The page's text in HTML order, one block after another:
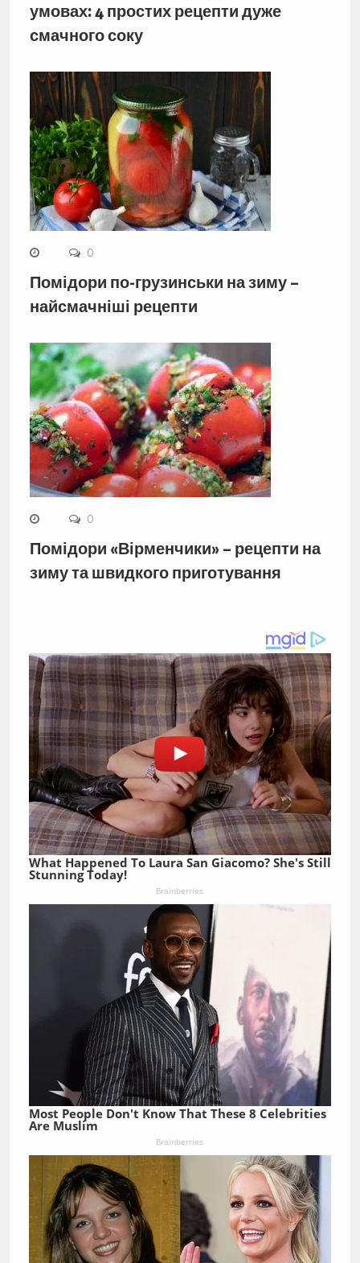
умовах: 4 простих рецепти дуже
смачного соку
0
Помідори по-грузинськи на зиму –
найсмачніші рецепти
0
Помідори «Вірменчики» – рецепти на
зиму та швидкого приготування
What Happened To Laura San Giacomo? She's Still
Stunning Today!
Brainberries
Most People Don't Know That These 8 Celebrities
Are Muslim
Brainberries